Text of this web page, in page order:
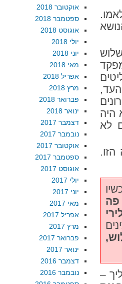
העד,
היה
לא
פה
–
אוקטובר 2018
ספטמבר 2018
אוגוסט 2018
יולי 2018
יוני 2018
מאי 2018
אפריל 2018
מרץ 2018
פברואר 2018
ינואר 2018
דצמבר 2017
נובמבר 2017
אוקטובר 2017
ספטמבר 2017
אוגוסט 2017
יולי 2017
יוני 2017
מאי 2017
אפריל 2017
מרץ 2017
פברואר 2017
ינואר 2017
דצמבר 2016
נובמבר 2016